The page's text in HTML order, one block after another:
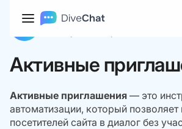
Активные
Команда DiveChat
Активные
Активные приглашения — это
автоматизации, который позволяет
посетителей сайта в диалог без